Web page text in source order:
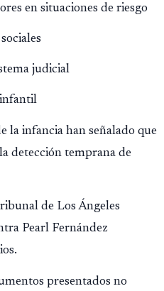
en situaciones de riesgo
judicial
la infancia han señalado que
detección temprana de
de Los Ángeles
Pearl Fernández
presentados no